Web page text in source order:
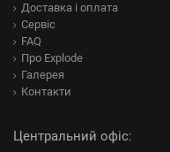
Доставка і оплата
Сервіс
FAQ
Про Explode
Галерея
Контакти
Центральний офіс: